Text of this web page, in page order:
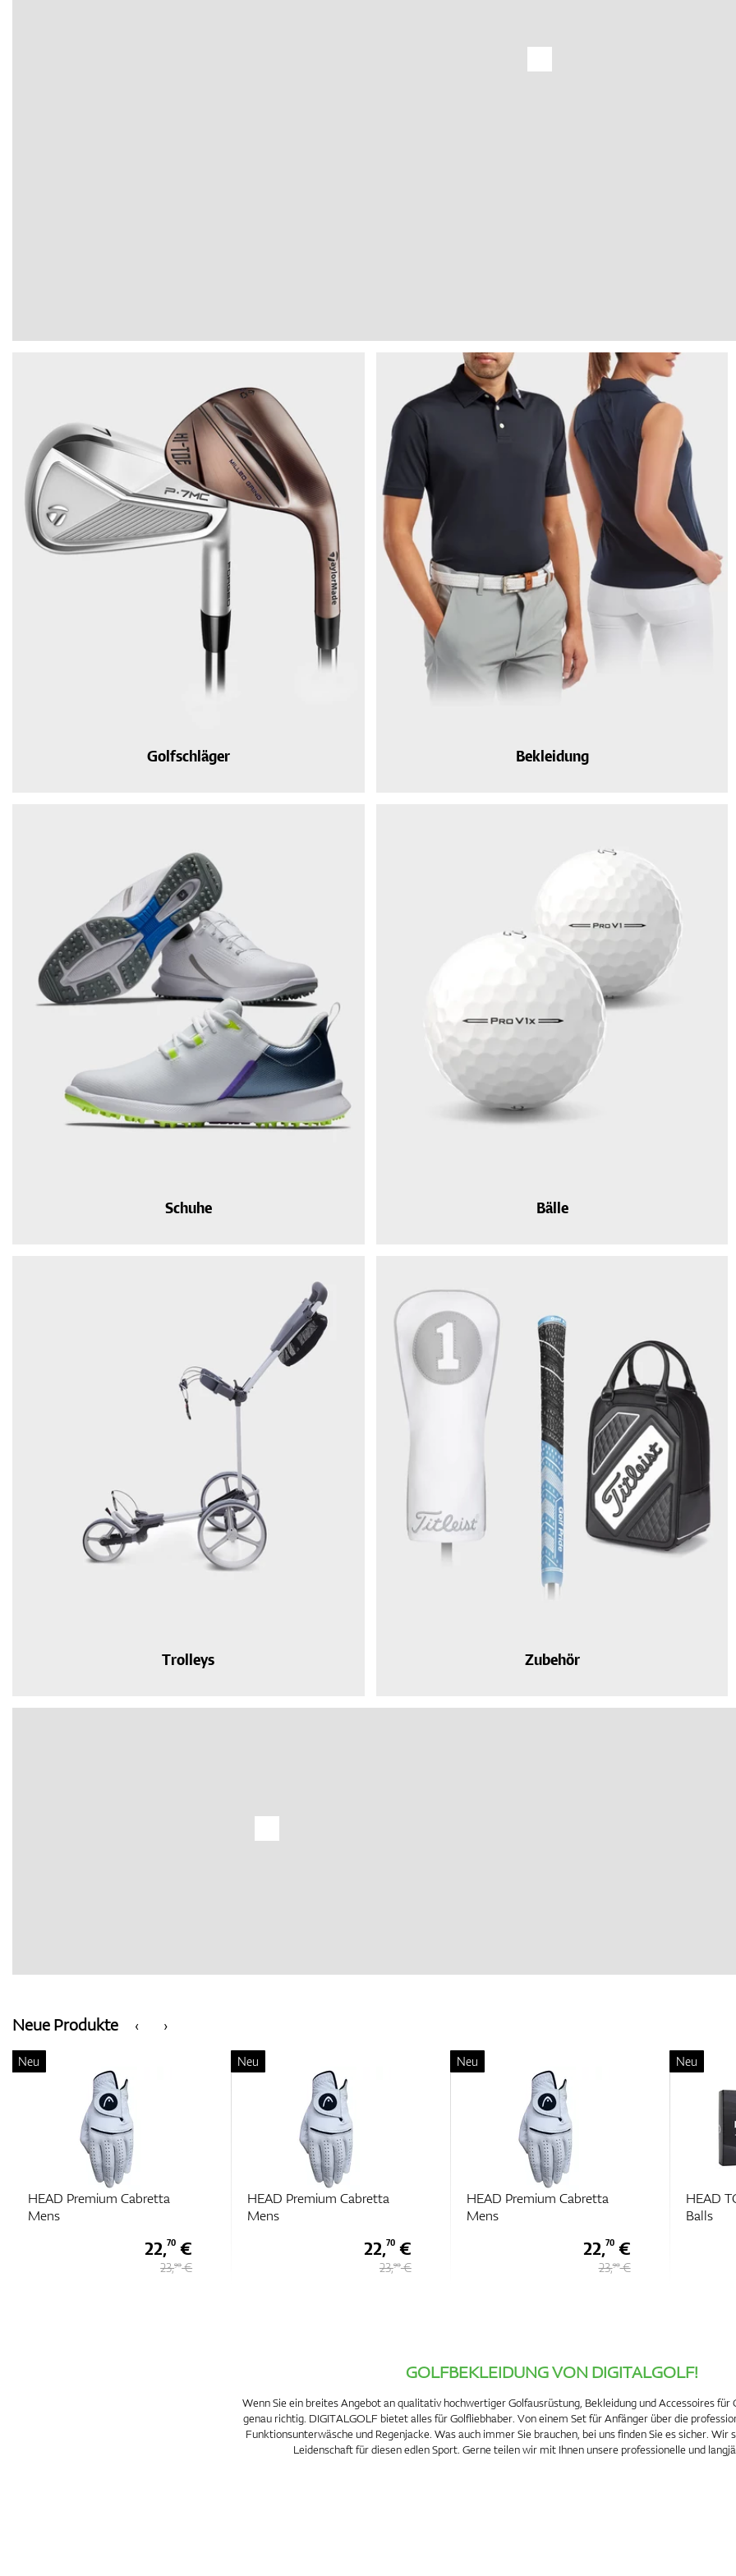
Golfschläger Bekleidung
Schuhe Bälle
Trolleys Zubehör
‹
Neue Produkte ›
HEAD Premium Cabretta
Mens
Neu
22,70 €
23,90€
HEAD Premium Cabretta
Mens
Neu
22,70€
23,90€
HEAD Premium Cabretta
Mens
Neu
22,70€
23,90€
HEAD
Balls
Neu
GOLFBEKLEIDUNG VON DIGITALGOLF!
Wenn Sie ein breites Angebot an qualitativ hochwertiger Golfausrüstung, Bekleidung und Accessoires für
genau richtig. DIGITALGOLF bietet alles für Golfliebhaber. Von einem Set für Anfänger über die
Funktionsunterwäsche und Regenjacke. Was auch immer Sie brauchen, bei uns finden Sie es sicher. Wir
Leidenschaft für diesen edlen Sport. Gerne teilen wir mit Ihnen unsere professionelle und